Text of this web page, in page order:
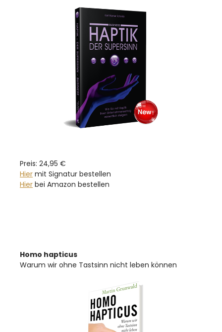
Preis: 24,95 €
Hier mit Signatur bestellen
Hier bei Amazon bestellen
Homo hapticus
Warum wir ohne Tastsinn nicht leben können